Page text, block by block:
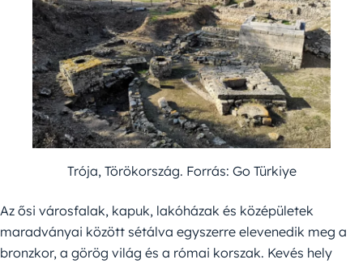
Trója, Törökország. Forrás: Go Türkiye
Az ősi városfalak, kapuk, lakóházak és középületek
maradványai között sétálva egyszerre elevenedik meg a
bronzkor, a görög világ és a római korszak. Kevés hely